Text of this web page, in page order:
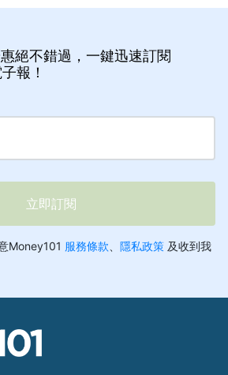
絕不錯過，一鍵迅速訂閱
報！